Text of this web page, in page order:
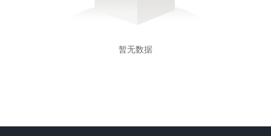
暂无数据